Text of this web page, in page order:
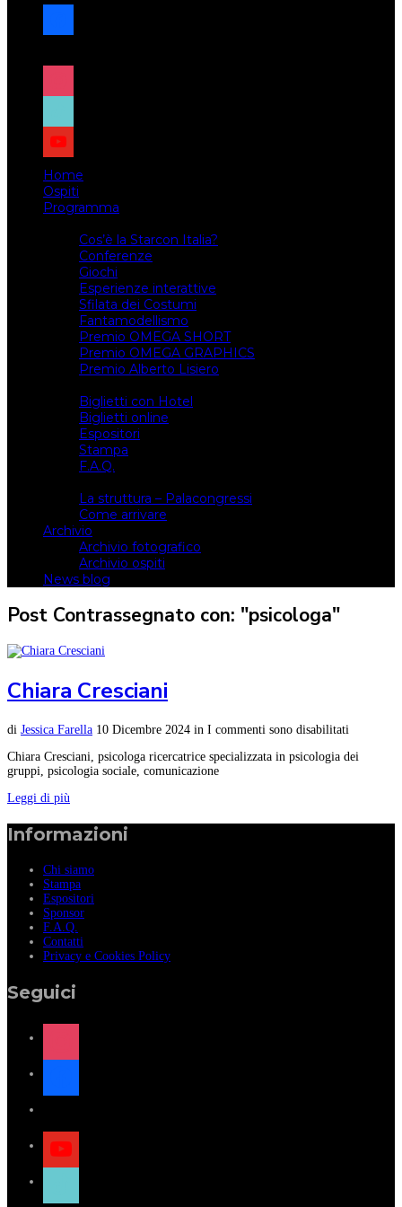
facebook
x
instagram
tiktok
youtube
Home
Ospiti
Programma
Cos’è la Starcon Italia?
Conferenze
Giochi
Esperienze interattive
Sfilata dei Costumi
Fantamodellismo
Premio OMEGA SHORT
Premio OMEGA GRAPHICS
Premio Alberto Lisiero
Biglietti con Hotel
Biglietti online
Espositori
Stampa
F.A.Q.
La struttura – Palacongressi
Come arrivare
Archivio
Archivio fotografico
Archivio ospiti
News blog
Post Contrassegnato con: "psicologa"
Chiara Cresciani
di Jessica Farella 10 Dicembre 2024 in I commenti sono disabilitati
Chiara Cresciani, psicologa ricercatrice specializzata in psicologia dei
gruppi, psicologia sociale, comunicazione
Leggi di più
Informazioni
Chi siamo
Stampa
Espositori
Sponsor
F.A.Q.
Contatti
Privacy e Cookies Policy
Seguici
instagram
facebook
x
youtube
tiktok